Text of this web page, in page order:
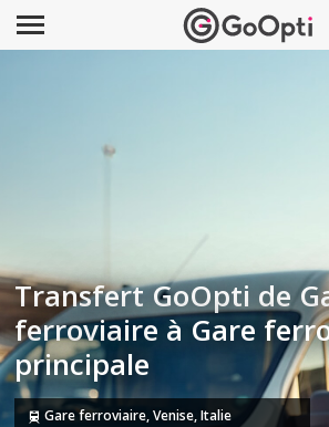
Transfert GoOpti de
ferroviaire à Gare
principale
Gare ferroviaire, Venise, Italie